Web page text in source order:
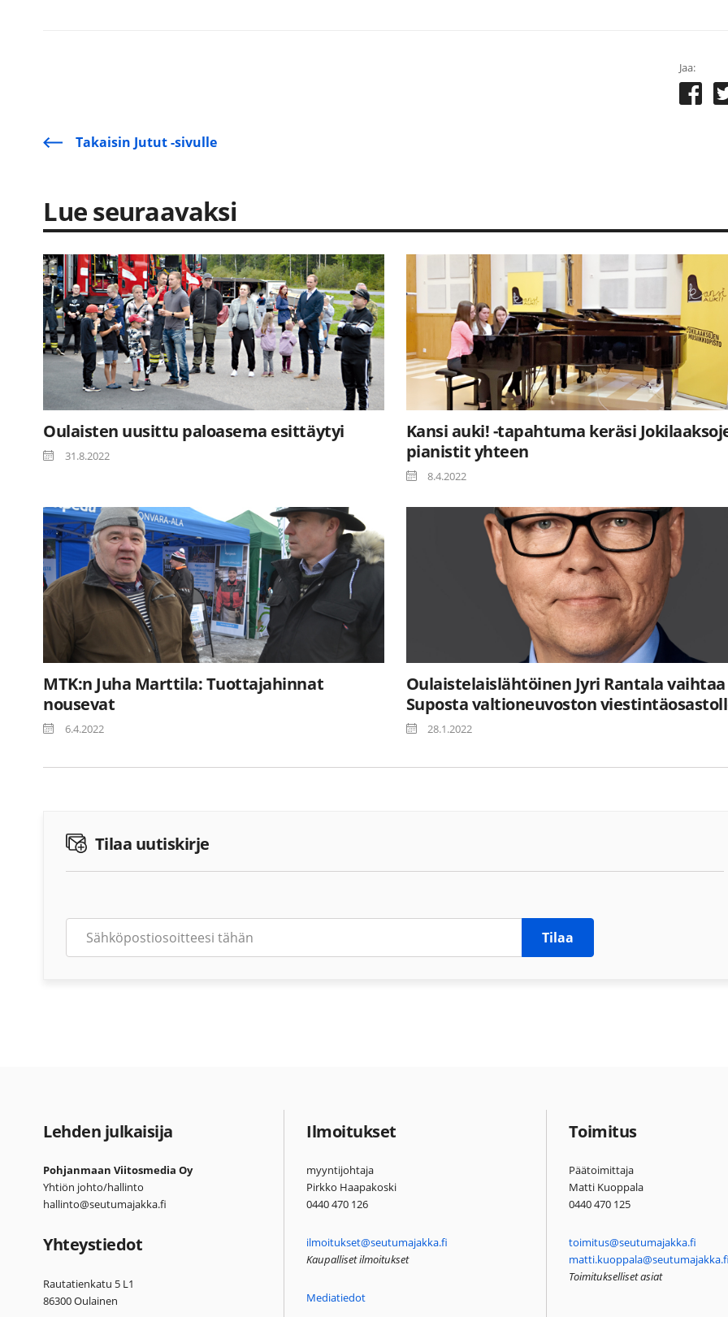
Jaa:
Takaisin Jutut -sivulle
Lue seuraavaksi
Oulaisten uusittu paloasema esittäytyi
31.8.2022
Kansi auki! -tapahtuma keräsi
pianistit yhteen
8.4.2022
MTK:n Juha Marttila: Tuottajahinnat
nousevat
6.4.2022
Oulaistelaislähtöinen Jyri Rantala vaihtaa
Suposta valtioneuvoston
28.1.2022
Tilaa uutiskirje
Tilaa
Lehden julkaisija
Pohjanmaan Viitosmedia Oy
Yhtiön johto/hallinto
hallinto@seutumajakka.fi
Yhteystiedot
Rautatienkatu 5 L1
86300 Oulainen
Ilmoitukset
myyntijohtaja
Pirkko Haapakoski
0440 470 126
ilmoitukset@seutumajakka.fi
Kaupalliset ilmoitukset
Mediatiedot
Toimitus
Päätoimittaja
Matti Kuoppala
0440 470 125
toimitus@seutumajakka.fi
Toimitukselliset asiat